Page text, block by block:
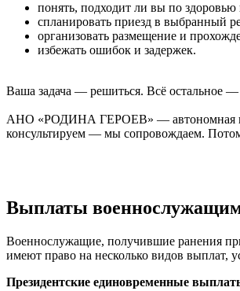
понять, подходит ли вы по здоровью
спланировать приезд в выбранный
организовать размещение и
избежать ошибок и задержек.
Ваша задача — решиться. Всё остальное —
АНО «РОДИНА ГЕРОЕВ» — автономная
консультируем — мы сопровождаем.
Выплаты
Военнослужащие, получившие ранения
имеют право на несколько видов выплат,
Президентские единовременные